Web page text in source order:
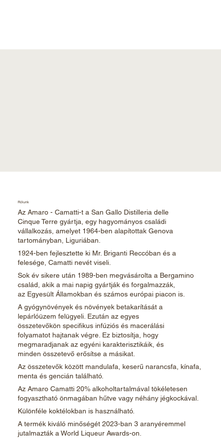
Rólunk
Az Amaro - Camatti-t a San Gallo Distilleria delle
Cinque Terre gyártja, egy hagyományos családi
vállalkozás, amelyet 1964-ben alapítottak Genova
tartományban, Liguriában.
1924-ben fejlesztette ki Mr. Briganti Reccóban és a
felesége, Camatti nevét viseli.
Sok év sikere után 1989-ben megvásárolta a Bergamino
család, akik a mai napig gyártják és forgalmazzák,
az Egyesült Államokban és számos európai piacon is.
A gyógynövények és növények betakarítását a
lepárlóüzem felügyeli. Ezután az egyes
összetevőkön specifikus infúziós és macerálási
folyamatot hajtanak végre. Ez biztosítja, hogy
megmaradjanak az egyéni karakterisztikáik, és
minden összetevő erősítse a másikat.
Az összetevők között mandulafa, keserű narancsfa, kínafa,
menta és gencián található.
Az Amaro Camatti 20% alkoholtartalmával tökéletesen
fogyasztható önmagában hűtve vagy néhány jégkockával.
Különféle koktélokban is használható.
A termék kiváló minőségét 2023-ban 3 aranyéremmel
jutalmazták a World Liqueur Awards-on.